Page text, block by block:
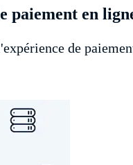
paiement en
de